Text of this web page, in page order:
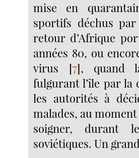
mise en
sportifs déchus
retour d’Afrique
années 80, ou
virus [7], quand
fulgurant l’île par
les autorités à
malades, au
soigner, durant
soviétiques. Un